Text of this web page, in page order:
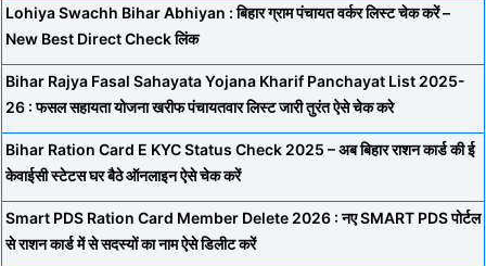
Lohiya Swachh Bihar Abhiyan : बिहार ग्राम पंचायत वर्कर लिस्ट चेक करें –
New Best Direct Check लिंक
Bihar Rajya Fasal Sahayata Yojana Kharif Panchayat List 2025-
26 : फसल सहायता योजना खरीफ पंचायतवार लिस्ट जारी तुरंत ऐसे चेक करे
Bihar Ration Card E KYC Status Check 2025 – अब बिहार राशन कार्ड की ई
केवाईसी स्टेटस घर बैठे ऑनलाइन ऐसे चेक करें
Smart PDS Ration Card Member Delete 2026 : नए SMART PDS पोर्टल
से राशन कार्ड में से सदस्यों का नाम ऐसे डिलीट करें